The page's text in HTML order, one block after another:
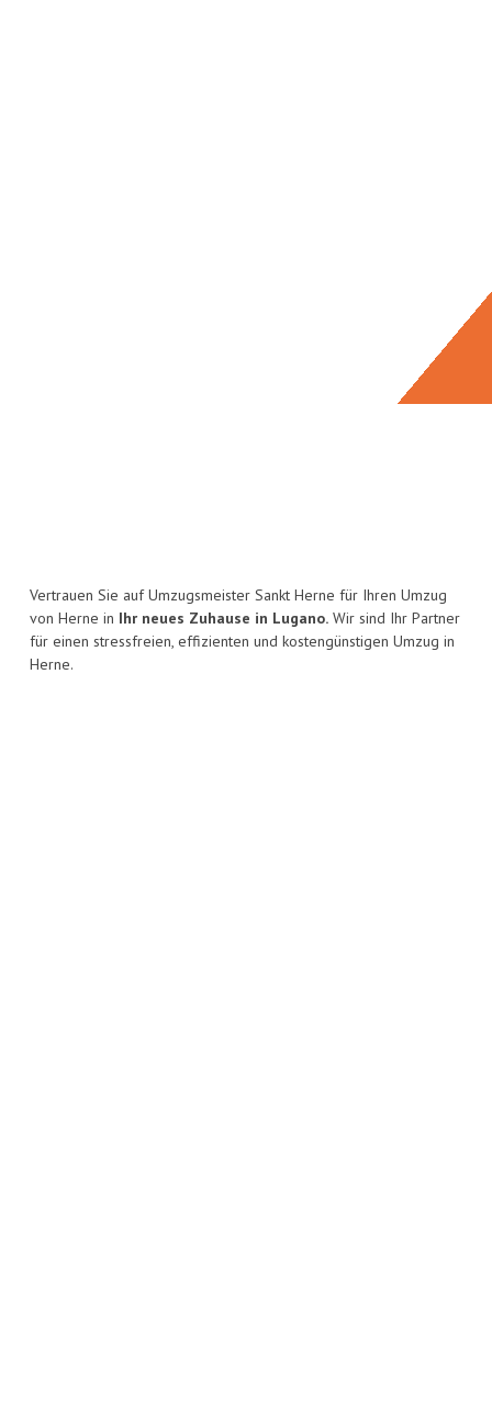
Vertrauen Sie auf Umzugsmeister Sankt Herne für Ihren Umzug
von Herne in Ihr neues Zuhause in Lugano. Wir sind Ihr Partner
für einen stressfreien, effizienten und kostengünstigen Umzug in
Herne.